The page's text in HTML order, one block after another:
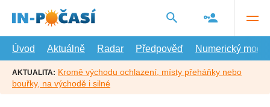
hlavní
Úvod
Aktuálně Radar Předpověď Numerický model
AKTUALITA: Kromě východu ochlazení, místy přeháňky nebo
bouřky, na východě i silné